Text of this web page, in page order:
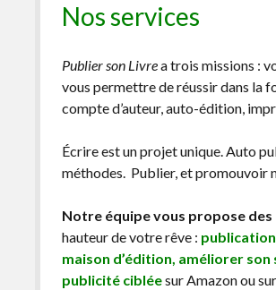
Nos services
Publier son Livrea trois missions :
vous permettre de réussir dans la
compte d’auteur, auto-édition,
Écrire est un projet unique. Auto
méthodes. Publier, et promouvoir
Notre équipe vous propose
hauteur de votre rêve :
maison d’édition, améliorer
publicité cibléesur Amazon ou